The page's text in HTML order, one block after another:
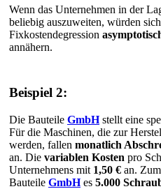
Wenn das Unternehmen in der
beliebig auszuweiten, würden
Fixkostendegression
annähern.
Beispiel 2:
Die Bauteile GmbHstellt eine
Für die Maschinen, die zur
werden, fallen monatlich
an. Die variablen Kosten pro
Unternehmens mit 1,50 € an.
Bauteile GmbHes 5.000